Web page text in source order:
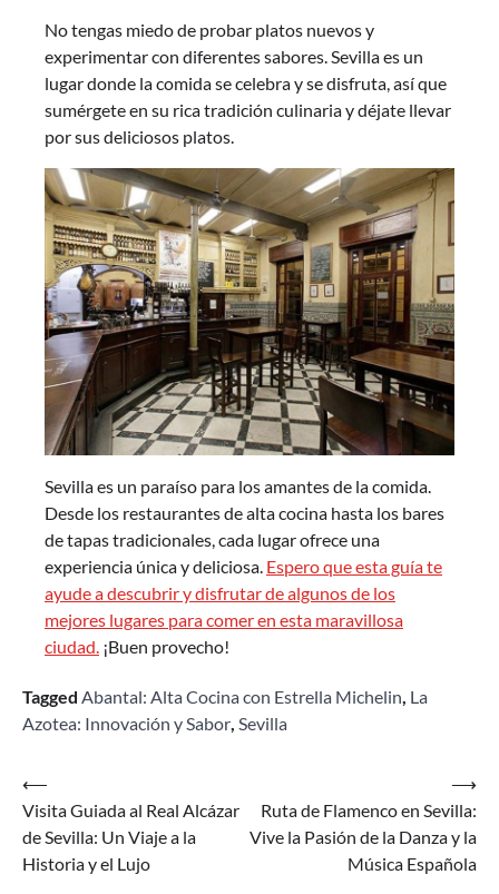
No tengas miedo de probar platos nuevos y
experimentar con diferentes sabores. Sevilla es un
lugar donde la comida se celebra y se disfruta, así que
sumérgete en su rica tradición culinaria y déjate llevar
por sus deliciosos platos.
Sevilla es un paraíso para los amantes de la comida.
Desde los restaurantes de alta cocina hasta los bares
de tapas tradicionales, cada lugar ofrece una
experiencia única y deliciosa. Espero que esta guía te
ayude a descubrir y disfrutar de algunos de los
mejores lugares para comer en esta maravillosa
ciudad. ¡Buen provecho!
Tagged Abantal: Alta Cocina con Estrella Michelin, La
Azotea: Innovación y Sabor, Sevilla
Navegación
de
entradas
⟵
Visita Guiada al Real Alcázar
de Sevilla: Un Viaje a la
Historia y el Lujo
Ruta de Flamenco en Sevilla:
Vive la Pasión de la Danza y la
Música Española
⟶